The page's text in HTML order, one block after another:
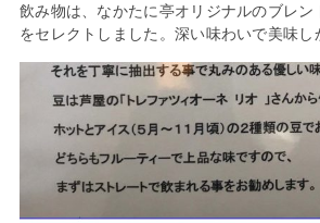
飲み物は、なかたに亭オリジナルのブレン
をセレクトしました。深い味わいで美味し